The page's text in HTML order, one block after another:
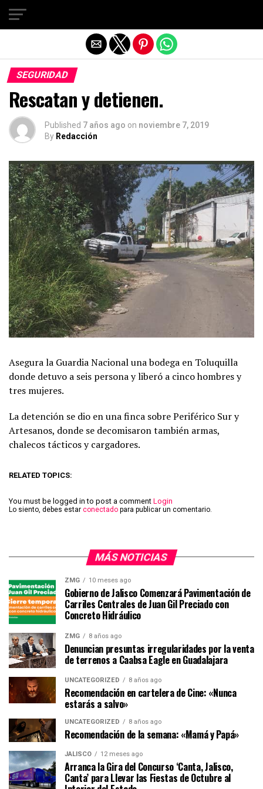
SEGURIDAD
Rescatan y detienen.
Published 7 años ago on noviembre 7, 2019
By Redacción
Asegura la Guardia Nacional una bodega en Toluquilla
donde detuvo a seis persona y liberó a cinco hombres y
tres mujeres.
La detención se dio en una finca sobre Periférico Sur y
Artesanos, donde se decomisaron también armas,
chalecos tácticos y cargadores.
RELATED TOPICS:
You must be logged in to post a comment Login
Lo siento, debes estar conectado para publicar un comentario.
MÁS NOTICIAS
ZMG 10 meses ago
Gobierno de Jalisco Comenzará Pavimentación de
Carriles Centrales de Juan Gil Preciado con
Concreto Hidráulico
ZMG 8 años ago
Denuncian presuntas irregularidades por la venta
de terrenos a Caabsa Eagle en Guadalajara
UNCATEGORIZED 8 años ago
Recomendación en cartelera de Cine: «Nunca
estarás a salvo»
UNCATEGORIZED 8 años ago
Recomendación de la semana: «Mamá y Papá»
JALISCO 12 meses ago
Arranca la Gira del Concurso ‘Canta, Jalisco,
Canta’ para Llevar las Fiestas de Octubre al